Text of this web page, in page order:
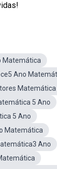
Matemática
Ano
Matemática
5 Ano
5 Ano
Matemática
Ano